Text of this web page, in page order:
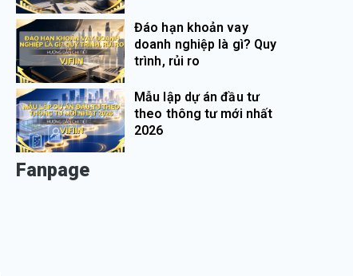
Đáo hạn khoản vay
doanh nghiệp là gì? Quy
trình, rủi ro
Mẫu lập dự án đầu tư
theo thông tư mới nhất
2026
Fanpage